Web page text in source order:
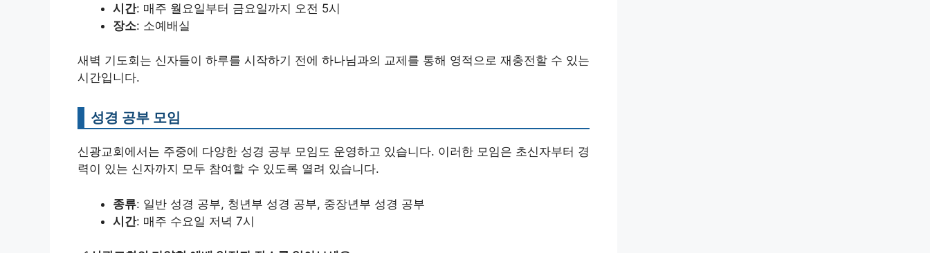
시간: 매주 월요일부터 금요일까지 오전 5시
장소: 소예배실
새벽 기도회는 신자들이 하루를 시작하기 전에 하나님과의 교제를 통해 영적으로 재충전할 수 있는
시간입니다.
성경 공부 모임
신광교회에서는 주중에 다양한 성경 공부 모임도 운영하고 있습니다. 이러한 모임은 초신자부터 경
력이 있는 신자까지 모두 참여할 수 있도록 열려 있습니다.
종류: 일반 성경 공부, 청년부 성경 공부, 중장년부 성경 공부
시간: 매주 수요일 저녁 7시